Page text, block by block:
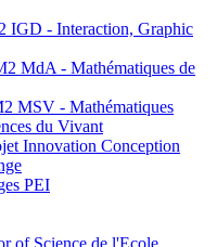
IGD - Interaction, Graphic
MdA - Mathématiques de
MSV - Mathématiques
du Vivant
Innovation Conception
PEI
of Science de l'Ecole